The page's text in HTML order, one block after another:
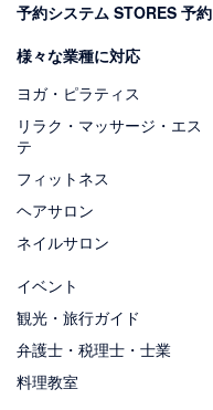
予約システム STORES 予約
様々な業種に対応
ヨガ・ピラティス
リラク・マッサージ・エス
テ
フィットネス
ヘアサロン
ネイルサロン
イベント
観光・旅行ガイド
弁護士・税理士・士業
料理教室